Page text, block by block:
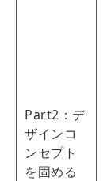
Part2：デ
ザインコ
ンセプト
を固める